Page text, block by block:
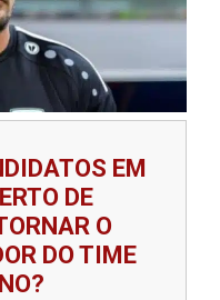
EM
DE
O
DO TIME